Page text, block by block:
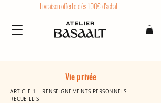
Livraison offerte dès 100€ d'achat !
Vie privée
ARTICLE 1 – RENSEIGNEMENTS PERSONNELS
RECUEILLIS